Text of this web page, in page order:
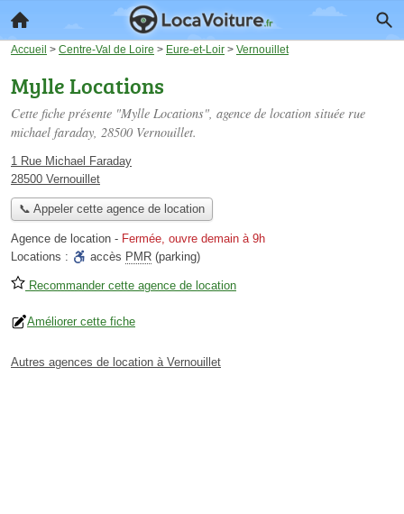
Accueil > Centre-Val de Loire > Eure-et-Loir > Vernouillet
Mylle Locations
Cette fiche présente "Mylle Locations", agence de location située rue
michael faraday, 28500 Vernouillet.
1 Rue Michael Faraday
28500 Vernouillet
📞 Appeler cette agence de location
Agence de location - Fermée, ouvre demain à 9h
Locations :
accès PMR (parking)
Recommander cette agence de location
Améliorer cette fiche
Autres agences de location à Vernouillet